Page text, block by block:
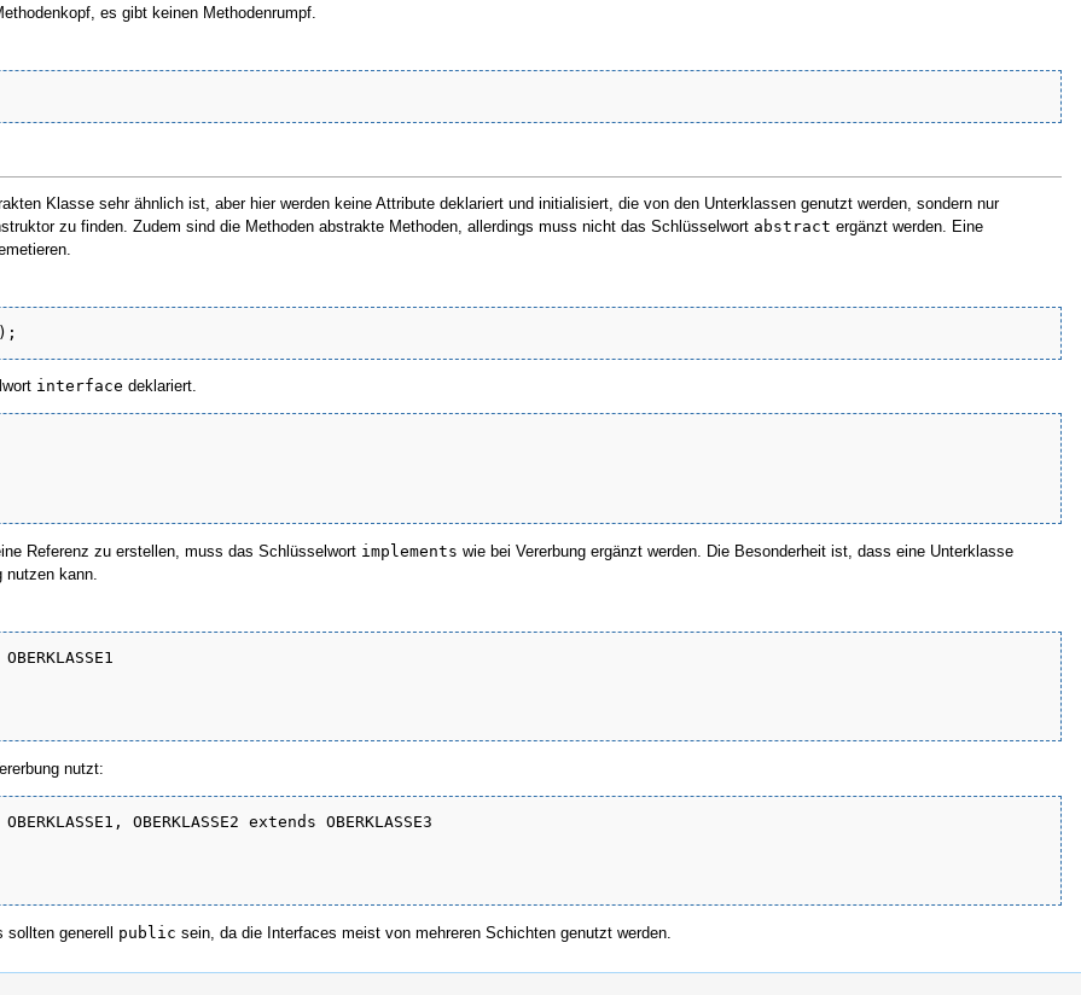
es gibt keinen Methodenrumpf.
Klasse sehr ähnlich ist, aber hier werden keine Attribute deklariert und initialisiert, die von den Unterklassen genutzt werden, sondern nur
zu finden. Zudem sind die Methoden abstrakte Methoden, allerdings muss nicht das Schlüsselwort abstract ergänzt werden. Eine
interface deklariert.
Referenz zu erstellen, muss das Schlüsselwort implements wie bei Vererbung ergänzt werden. Die Besonderheit ist, dass eine Unterklasse
nutzen kann.
OBERKLASSE1
nutzt:
OBERKLASSE1, OBERKLASSE2 extends OBERKLASSE3
generell public sein, da die Interfaces meist von mehreren Schichten genutzt werden.